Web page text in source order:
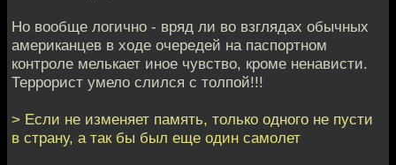
Но вообще логично - вряд ли во взглядах обычных
американцев в ходе очередей на паспортном
контроле мелькает иное чувство, кроме ненависти.
Террорист умело слился с толпой!!!
> Если не изменяет память, только одного не пусти
в страну, а так бы был еще один самолет